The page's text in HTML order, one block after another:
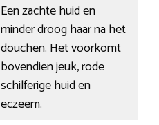
Een zachte huid en
minder droog haar na het
douchen. Het voorkomt
bovendien jeuk, rode
schilferige huid en
eczeem.